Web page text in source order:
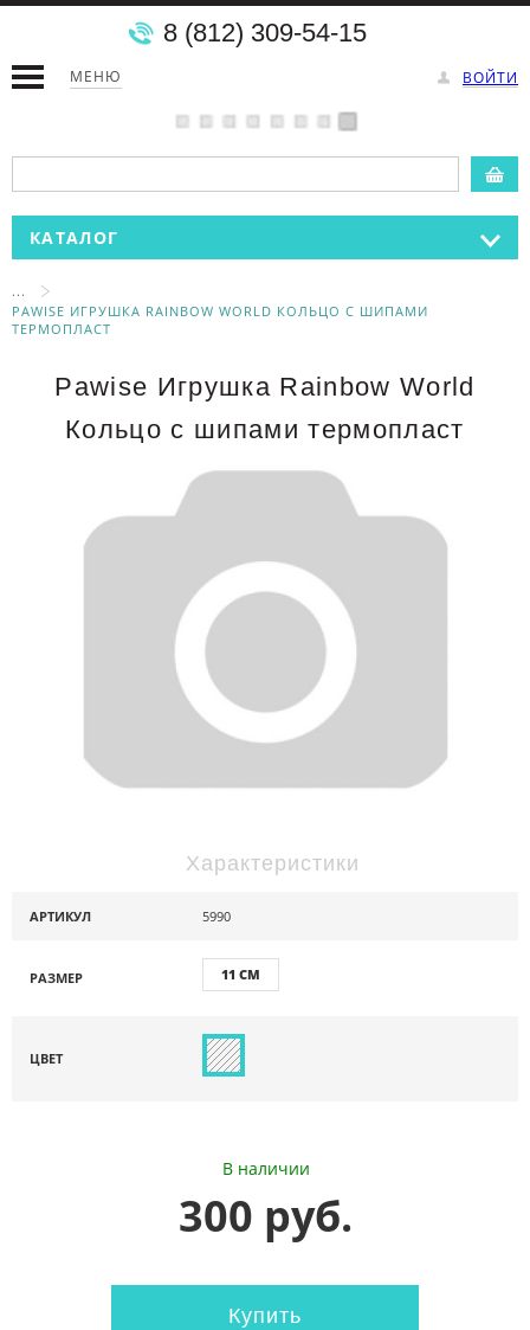
МЕНЮ ВОЙТИ
8 (812) 309-54-15
КАТАЛОГ
...
PAWISE ИГРУШКА RAINBOW WORLD КОЛЬЦО С ШИПАМИ
ТЕРМОПЛАСТ
Pawise Игрушка Rainbow World
Кольцо с шипами термопласт
Характеристики
АРТИКУЛ 5990
РАЗМЕР 11 СМ
ЦВЕТ
В наличии
300 руб.
Купить